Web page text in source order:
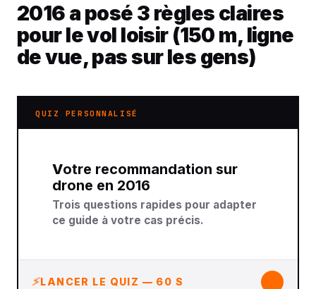
2016 a posé 3 règles claires
pour le vol loisir (150 m, ligne
de vue, pas sur les gens)
QUIZ PERSONNALISÉ
Votre recommandation sur
drone en 2016
Trois questions rapides pour adapter
ce guide à votre cas précis.
LANCER LE QUIZ — 60 S